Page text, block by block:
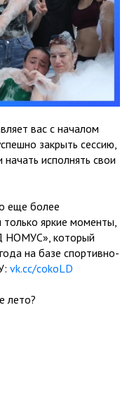
вас с началом
закрыть сессию,
исполнять свои
еще более
яркие моменты,
НОМУС», который
на базе спортивно-
vk.cc/cokoLD
лето?